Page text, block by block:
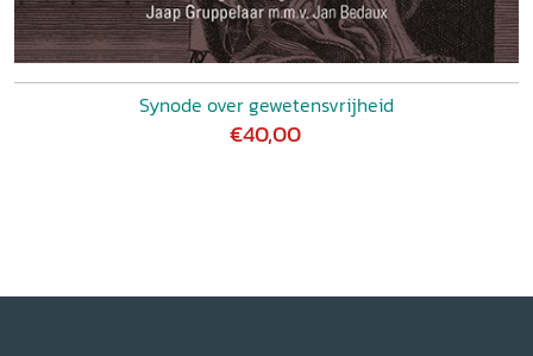
Synode over gewetensvrijheid
€40,00